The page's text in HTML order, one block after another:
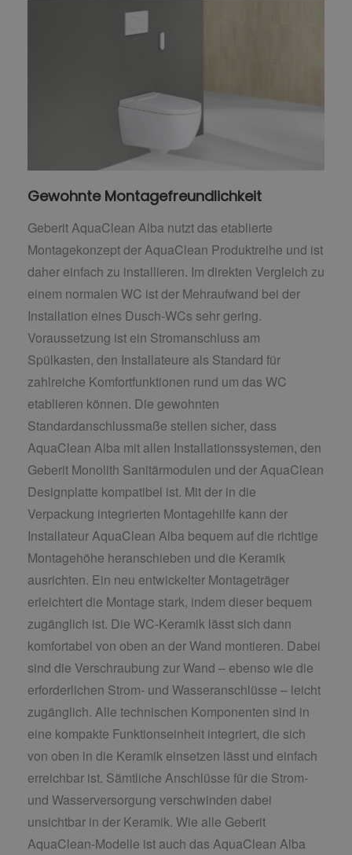
Gewohnte Montagefreundlichkeit
Geberit AquaClean Alba nutzt das etablierte
Montagekonzept der AquaClean Produktreihe und ist
daher einfach zu installieren. Im direkten Vergleich zu
einem normalen WC ist der Mehraufwand bei der
Installation eines Dusch-WCs sehr gering.
Voraussetzung ist ein Stromanschluss am
Spülkasten, den Installateure als Standard für
zahlreiche Komfortfunktionen rund um das WC
etablieren können. Die gewohnten
Standardanschlussmaße stellen sicher, dass
AquaClean Alba mit allen Installationssystemen, den
Geberit Monolith Sanitärmodulen und der AquaClean
Designplatte kompatibel ist. Mit der in die
Verpackung integrierten Montagehilfe kann der
Installateur AquaClean Alba bequem auf die richtige
Montagehöhe heranschieben und die Keramik
ausrichten. Ein neu entwickelter Montageträger
erleichtert die Montage stark, indem dieser bequem
zugänglich ist. Die WC-Keramik lässt sich dann
komfortabel von oben an der Wand montieren. Dabei
sind die Verschraubung zur Wand – ebenso wie die
erforderlichen Strom- und Wasseranschlüsse – leicht
zugänglich. Alle technischen Komponenten sind in
eine kompakte Funktionseinheit integriert, die sich
von oben in die Keramik einsetzen lässt und einfach
erreichbar ist. Sämtliche Anschlüsse für die Strom-
und Wasserversorgung verschwinden dabei
unsichtbar in der Keramik. Wie alle Geberit
AquaClean-Modelle ist auch das AquaClean Alba